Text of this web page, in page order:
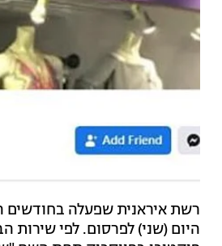
רשת איראנית שפעלה בחודשים
היום (שני) לפרסום. לפי שירות